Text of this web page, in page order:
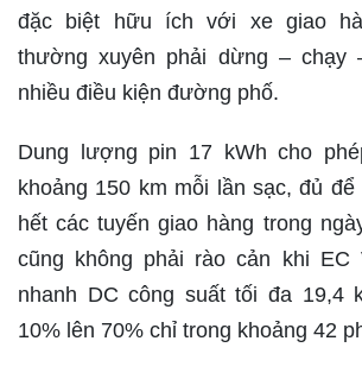
đặc biệt hữu ích với xe giao
thường xuyên phải dừng – chạy
nhiều điều kiện đường phố.
Dung lượng pin 17 kWh cho
khoảng 150 km mỗi lần sạc, đủ để
hết các tuyến giao hàng trong
cũng không phải rào cản khi EC
nhanh DC công suất tối đa 19,4
10% lên 70% chỉ trong khoảng 42